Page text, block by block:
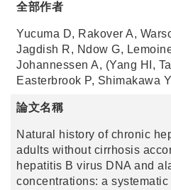
全部作者
Yucuma D, Rakover A,
Jagdish R, Ndow G,
Johannessen A, (Yang HI,
Easterbrook P, Shimakawa Y
論文名稱
Natural history of chronic
adults without cirrhosis
hepatitis B virus DNA and
concentrations: a